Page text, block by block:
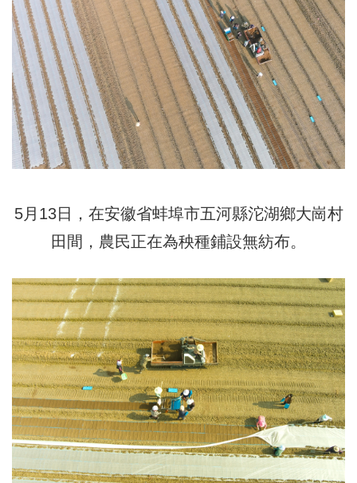
5月13日，在安徽省蚌埠市五河縣沱湖鄉大崗村
田間，農民正在為秧種鋪設無紡布。